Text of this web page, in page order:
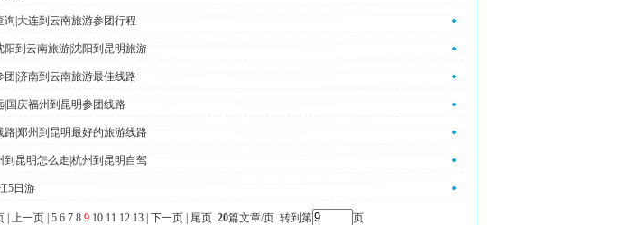
|大连到云南旅游参团行程
到云南旅游|沈阳到昆明旅游
|济南到云南旅游最佳线路
国庆福州到昆明参团线路
|郑州到昆明最好的旅游线路
昆明怎么走|杭州到昆明自驾
5日游
| 上一页| 5 6 7 8 9 10 11 12 13| 下一页| 尾页 20篇文章/页 转到第 页